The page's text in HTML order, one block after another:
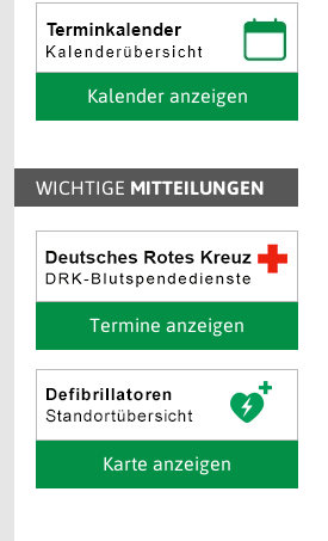
Kalender anzeigen
WICHTIGE MITTEILUNGEN
Termine anzeigen
Karte anzeigen